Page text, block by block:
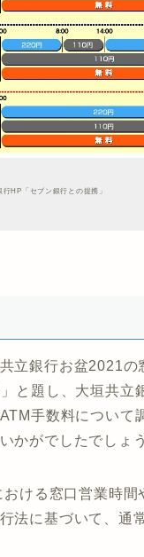
HP「セブン銀行との提携」
立銀行お盆2021の
と題し、大垣共立
手数料について
かがでしたでしょ
ける窓口営業時間
法に基づいて、通